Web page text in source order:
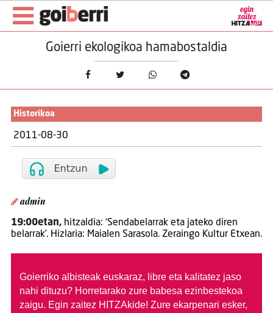
Goierri ekologikoa hamabostaldia
Historikoa
2011-08-30
admin
19:00etan,hitzaldia: ‘Sendabelarrak eta jateko diren
belarrak’. Hizlaria: Maialen Sarasola. Zeraingo Kultur Etxean.
Goierriko albisteak euskaraz, libre eta kalitatez jaso
nahi dituzu? Horretarako zure babesa ezinbestekoa
zaigu. Egin zaitez HITZAkide! Zure ekarpenari esker,